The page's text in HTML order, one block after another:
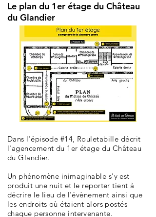
Le plan du 1er étage du Château
du Glandier
Dans l'épisode #14, Rouletabille décrit
l'agencement du 1er étage du Château
du Glandier.
Un phénomène inimaginable s'y est
produit une nuit et le reporter tient à
décrire le lieu de l'évènement ainsi que
les endroits où étaient alors postés
chaque personne intervenante.